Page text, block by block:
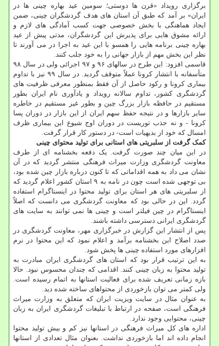
برگزاری رویداد «قرن ها دوستی؛ سومین عید بهاره چینی ها در
ایران» بر آمد که طبق آن استان های هدف گردشگران چینی، ضمن
ایجاد هماهنگی با بخش خصوصی جهت کسب آمادگی های لازم و
ارائه مشوق هایی برای پذیرش این گردشگران، مدتی پیش از عید
بهاره چینی برنامه هایی را همسو با این عید به اجرا در می آورند تا
نظر این بخش مهم از بازار جهانی را به خود جلب کنند.
قاسمی افزود: این طرح در سالهای ۹۶ و ۹۷ اجرائی ولی در سال ۹۸
متأسفانه با انتشار کرونا عملاً متوقف گردید. در سال ۹۹ نیز با تداوم
بیماری کرونا و رکود حاصل از آن فقط بمنظور معرفی ظرفیت های
گردشگری کشور، تداوم سالانه رویداد و یادآوری نام ایران بطور
مستقیم در حافظه بازار بزرگ چین و بطور غیر مستقیم در خاطره
سایر بازارها و در نتیجه حفظ سهم ایران از این بازار در دوران پسا
کرونا - و نه جذب توریست در دوران اوج شیوع این بیماری ظرف
امسال که خود از بدیهیات است- در دستور کار قرار گرفت.
کمک گرفت از سلبریتی های استانی برای تولید محتوای چینی
در این میان چند صورت گرفت. یک دفعه بخشنامه ای از طرف
معاونت گردشگری وزارت میراث فرهنگی منتشر گردید که در آن
نشان می داد به همه اقداماتی که تا کنون درباره بازار چین شده بود،
بی توجهی شده است چون در نامه به ۹ استان کشور اعلام گردید که
از سلبریتی های هر استان برای تولید محتوا در اینستاگرام استفاده
گردد. این در حالی بود که معاونت گردشگری می دانست که اصلاً
اینستاگرام در چین فیلتر است و چینی ها نمی توانند به سایت های
گردشگری ایرانی دسترسی داشته باشند.
پس از انتشار این گزارش در خبرگزاری مهر، معاونت گردشگری در
صدد اصلاح این بخشنامه برآمد و اعلام نمود که این محتوا در نرم
افزارهای مورد استفاده چینی ها پخش شود.
به این ترتیب قرار بود که استان های گردشگری ایران مبادرت به
تولید محتوا به زبان چینی کنند. اقدامی که چندان محسوس نبود. حالا
بازه زمانی تعریف شده برای فعالیت استانها به اتمام رسیده است.
ولی کمتر می توان بازخوردی از محتواهای ساخته شده دید.
به عنوان مثال در سایت ویزیت ایران که متعلق به وزارت میراث
فرهنگی است، صفحه در ارتباط با تبلیغات گردشگری ایران به زبان
چینی، محتوایی وجود ندارد.
اداره های کل میراث فرهنگی در استانها نیز کم و بیش تولید محتوا
انجام داده اند اما بازخوردی نداشت. بعنوان مثال تعدادی از استانها